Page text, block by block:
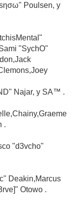
Poulsen, y
"SychO"
Najar, y SA™ .
.
"d3vcho"
Deakin,Marcus
Otowo .